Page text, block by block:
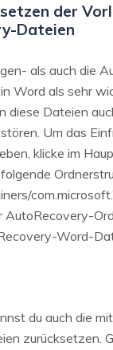
der
Dateien
als auch die
Word als sehr
diese Dateien
Um das
klicke im
AutoRecovery-
Word-
du auch die
zurücksetzen.